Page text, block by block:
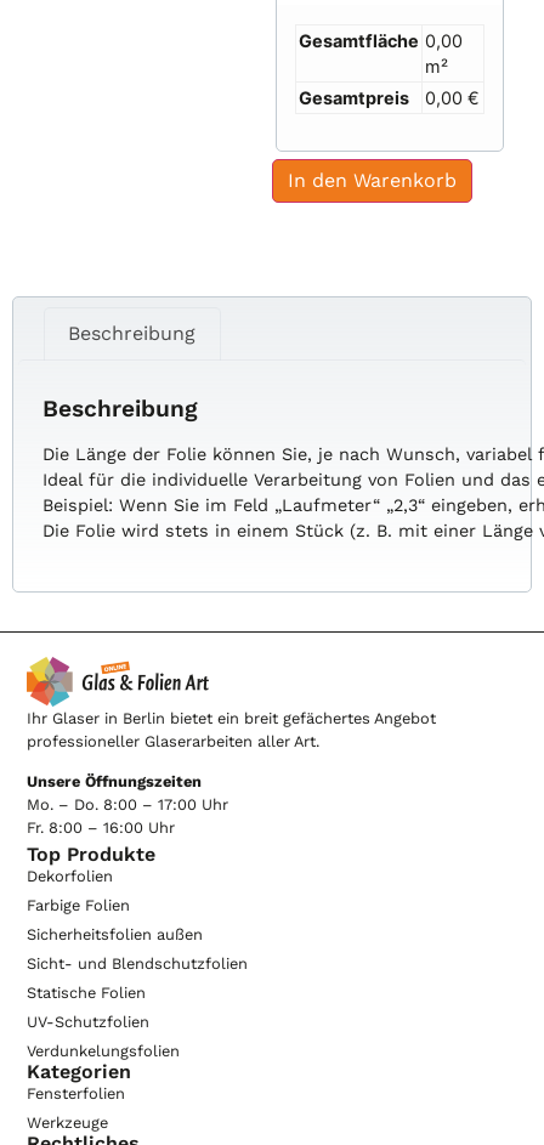
Gesamtfläche 0,00
m²
Gesamtpreis
0,00 €
In den Warenkorb
Beschreibung
Beschreibung
Die Längeder Folie können Sie, je nachWunsch,variabel
Idealfürdie individuelleVerarbeitungvon Folien unddas
Beispiel:Wenn Sie im Feld „Laufmeter“ „2,3“eingeben,
Die Foliewirdstets ineinemStück (z. B. miteiner Länge
Ihr Glaser in Berlin bietet ein breit gefächertes Angebot
professioneller Glaserarbeiten aller Art.
Unsere Öffnungszeiten
Mo. – Do. 8:00 – 17:00 Uhr
Fr. 8:00 – 16:00 Uhr
Top Produkte
Dekorfolien
Farbige Folien
Sicherheitsfolien außen
Sicht- und Blendschutzfolien
Statische Folien
UV-Schutzfolien
Verdunkelungsfolien
Kategorien
Fensterfolien
Werkzeuge